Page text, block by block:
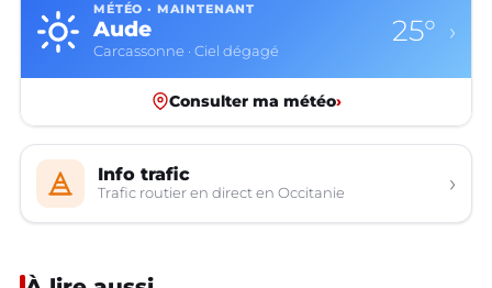
MÉTÉO · MAINTENANT
Aude
Carcassonne · Ciel dégagé
25° ›
Consulter ma météo›
Info trafic
Trafic routier en direct en Occitanie ›